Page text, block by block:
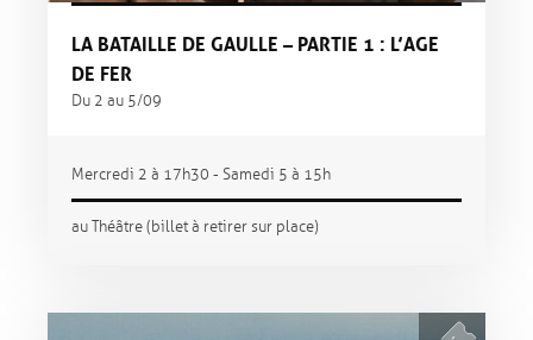
LA BATAILLE DE GAULLE – PARTIE 1 : L’AGE
DE FER
Du 2 au 5/09
Mercredi 2 à 17h30 - Samedi 5 à 15h
au Théâtre (billet à retirer sur place)